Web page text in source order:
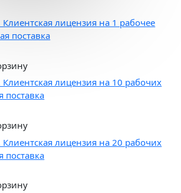
лицензия на 1 рабочее
поставка
лицензия на 10 рабочих
поставка
лицензия на 20 рабочих
поставка